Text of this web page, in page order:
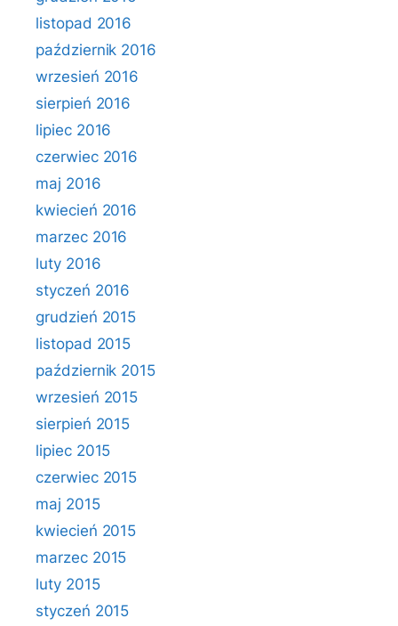
listopad 2016
październik 2016
wrzesień 2016
sierpień 2016
lipiec 2016
czerwiec 2016
maj 2016
kwiecień 2016
marzec 2016
luty 2016
styczeń 2016
grudzień 2015
listopad 2015
październik 2015
wrzesień 2015
sierpień 2015
lipiec 2015
czerwiec 2015
maj 2015
kwiecień 2015
marzec 2015
luty 2015
styczeń 2015